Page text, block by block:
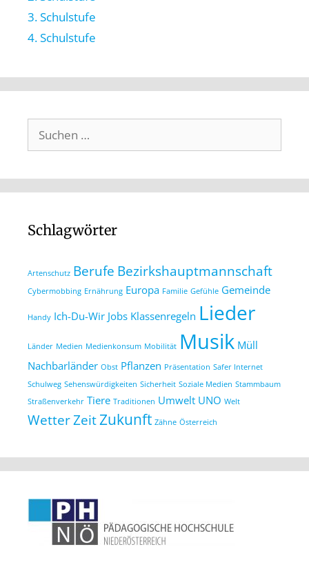
3. Schulstufe
4. Schulstufe
Schlagwörter
Artenschutz Berufe Bezirkshauptmannschaft
Cybermobbing Ernährung Europa Familie Gefühle Gemeinde
Handy Ich-Du-Wir Jobs Klassenregeln Lieder
Länder Medien Medienkonsum Mobilität Musik Müll
Nachbarländer Obst Pflanzen Präsentation Safer Internet
Schulweg Sehenswürdigkeiten Sicherheit Soziale Medien Stammbaum
Straßenverkehr Tiere Traditionen Umwelt UNO Welt
WetterZeitZukunft Zähne Österreich